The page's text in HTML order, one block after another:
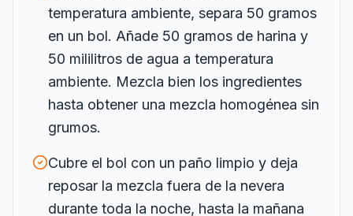
temperatura ambiente, separa 50 gramos
en un bol. Añade 50 gramos de harina y
50 mililitros de agua a temperatura
ambiente. Mezcla bien los ingredientes
hasta obtener una mezcla homogénea sin
grumos.
Cubre el bol con un paño limpio y deja
reposar la mezcla fuera de la nevera
durante toda la noche, hasta la mañana